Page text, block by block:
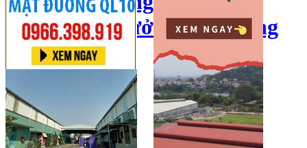
xưởng, kho xưởng hải dương
Hotline:0966 398 919
Đăng ký
Đăng tin bán/cho thuê